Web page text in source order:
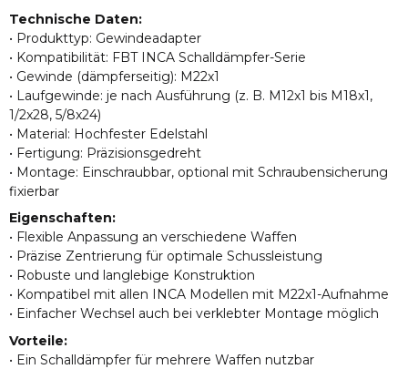
Technische Daten:
• Produkttyp: Gewindeadapter
• Kompatibilität: FBT INCA Schalldämpfer-Serie
• Gewinde (dämpferseitig): M22x1
• Laufgewinde: je nach Ausführung (z. B. M12x1 bis M18x1,
1/2x28, 5/8x24)
• Material: Hochfester Edelstahl
• Fertigung: Präzisionsgedreht
• Montage: Einschraubbar, optional mit Schraubensicherung
fixierbar
Eigenschaften:
• Flexible Anpassung an verschiedene Waffen
• Präzise Zentrierung für optimale Schussleistung
• Robuste und langlebige Konstruktion
• Kompatibel mit allen INCA Modellen mit M22x1-Aufnahme
• Einfacher Wechsel auch bei verklebter Montage möglich
Vorteile:
• Ein Schalldämpfer für mehrere Waffen nutzbar